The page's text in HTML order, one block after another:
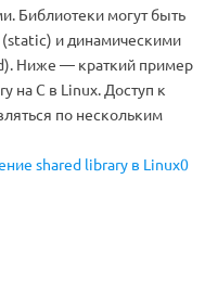
Библиотеки могут быть
и динамическими
Ниже — краткий пример
на C в Linux. Доступ к
по нескольким
shared library в Linux0